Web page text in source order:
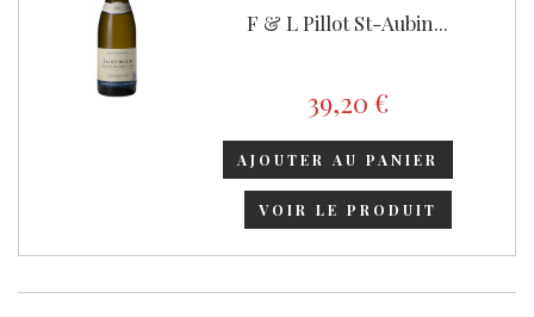
F & L Pillot St-Aubin...
39,20 €
AJOUTER AU PANIER
VOIR LE PRODUIT